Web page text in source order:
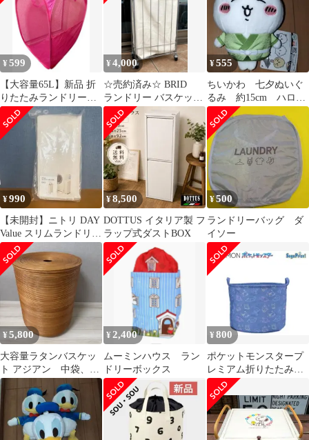
¥599
【大容量65L】新品 折
りたたみランドリーバ
スケット メッシュ コン
パクト
¥4,000
☆売約済み☆ BRID
ランドリー バスケット
40L キャスター付き
洗える
¥555
ちいかわ 七夕ぬいぐ
るみ 約15cm ハロウ
ィン コスプレ 七夕
コスチューム 推
¥990
【未開封】ニトリ DAY
Value スリムランドリー
ボックス
¥8,500
DOTTUS イタリア製 フ
ラップ式ダストBOX
¥500
ランドリーバッグ ダ
イソー
¥5,800
大容量ラタンバスケッ
ト アジアン 中袋、フ
タ付き【6/16までの価
¥ 2,400
ムーミンハウス ラン
ドリーボックス
¥800
ポケットモンスタープ
レミアム折りたたみ収
納バケット